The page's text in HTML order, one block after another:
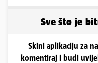
Sve što je
Skini aplikaciju za
komentiraj i budi